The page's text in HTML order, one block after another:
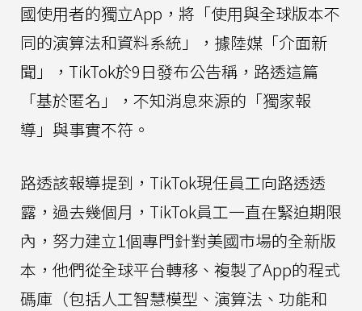
國使用者的獨立App，將「使用與全球版本不
同的演算法和資料系統」，據陸媒「介面新
聞」，TikTok於9日發布公告稱，路透這篇
「基於匿名」，不知消息來源的「獨家報
導」與事實不符。
路透該報導提到，TikTok現任員工向路透透
露，過去幾個月，TikTok員工一直在緊迫期限
內，努力建立1個專門針對美國市場的全新版
本，他們從全球平台轉移、複製了App的程式
碼庫（包括人工智慧模型、演算法、功能和